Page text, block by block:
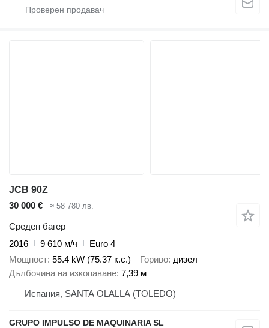
JCB 90Z
30 000 €
≈ 58 780 лв.
Среден багер
2016
9 610 м/ч
Euro 4
Мощност 55.4 kW (75.37 к.с.) Гориво дизел
Дълбочина на изкопаване 7,39 м
Испания, SANTA OLALLA (TOLEDO)
GRUPO IMPULSO DE MAQUINARIA SL